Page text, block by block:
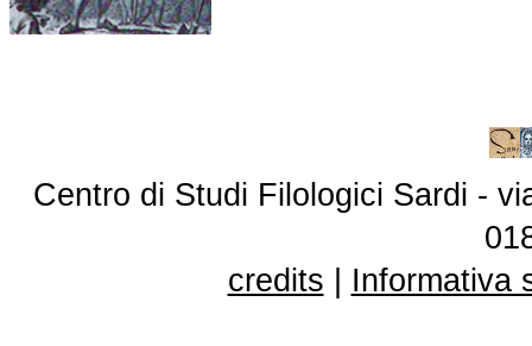
Centro di Studi Filologici Sardi -
credits
Informativa